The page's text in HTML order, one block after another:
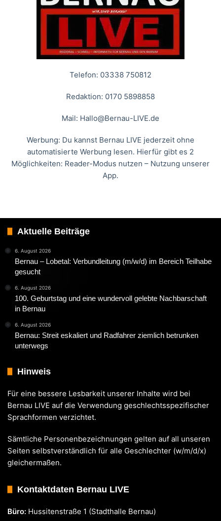
Telefon: 03338 750812
Redaktion: 0170 5898858
Mail: Hallo@Bernau-LIVE.de
Werbung: Du kannst Bernau LIVE jederzeit ohne
automatisierte Werbung lesen. Hierfür gibt es 2
Möglichkeiten: Reader-Modus nutzen – Nutzung unserer
App.
Aktuelle Beiträge
6. August 2026
Bernau – Lobetal: Verbundleitung (m/w/d) im Bereich Teilhabe
gesucht
6. August 2026
100. Geburtstag und eine wundervoll gelebte Nachbarschaft
in Bernau
6. August 2026
Bernau: Streit eskaliert und Radfahrer ziemlich betrunken
unterwegs
Hinweis
Für eine bessere Lesbarkeit unserer Inhalte wird bei
Bernau LIVE auf die Verwendung geschlechtsspezifischer
Sprachformen verzichtet.
Sämtliche Personenbezeichnungen gelten auf all unseren
Seiten selbstverständlich für alle Geschlechter (w/m/d/x)
gleichermaßen.
Kontaktdaten Bernau LIVE
Büro: Hussitenstraße 1 (Stadthalle Bernau)